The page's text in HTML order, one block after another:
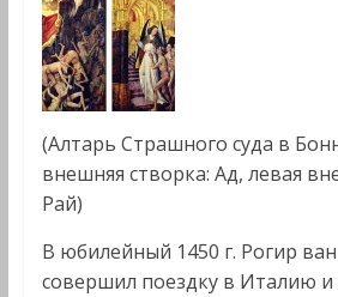
(Алтарь Страшного суда в
внешняя створка: Ад, левая
Рай)
В юбилейный 1450 г. Рогир
совершил поездку в Италию